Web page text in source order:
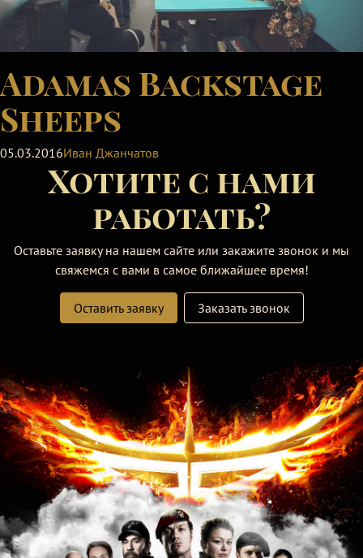
Adamas Backstage
Sheeps
05.03.2016Иван Джанчатов
Хотите с нами
работать?
Оставьте заявку на нашем сайте или закажите звонок и мы
свяжемся с вами в самое ближайшее время!
Оставить заявку Заказать звонок